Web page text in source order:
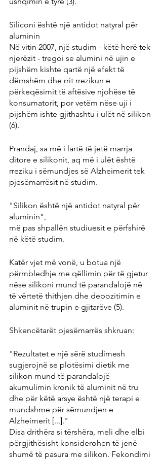
Siliconi është një antidot natyral për
aluminin
Në vitin 2007, një studim - këtë herë tek
njerëzit - tregoi se alumini në ujin e
pijshëm kishte qartë një efekt të
dëmshëm dhe rrit rrezikun e
përkeqësimit të aftësive njohëse të
konsumatorit, por vetëm nëse uji i
pijshëm ishte gjithashtu i ulët në silikon
(6).
Prandaj, sa më i lartë të jetë marrja
ditore e silikonit, aq më i ulët është
rreziku i sëmundjes së Alzheimerit tek
pjesëmarrësit në studim.
"Silikon është një antidot natyral për
aluminin",
më pas shpallën studiuesit e përfshirë
në këtë studim.
Katër vjet më vonë, u botua një
përmbledhje me qëllimin për të gjetur
nëse silikoni mund të parandalojë në
të vërtetë thithjen dhe depozitimin e
aluminit në trupin e gjitarëve (5).
Shkencëtarët pjesëmarrës shkruan:
"Rezultatet e një sërë studimesh
sugjerojnë se plotësimi dietik me
silikon mund të parandalojë
akumulimin kronik të aluminit në tru
dhe për këtë arsye është një terapi e
mundshme për sëmundjen e
Alzheimerit [...]."
Disa drithëra si tërshëra, meli dhe elbi
përgjithësisht konsiderohen të jenë
shumë të pasura me silikon. Fekondimi